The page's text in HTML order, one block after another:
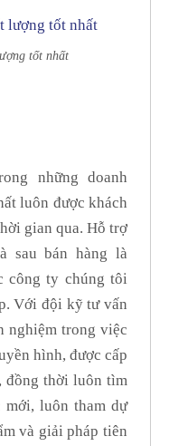
tốt nhất
những doanh
luôn được khách
gian qua. Hỗ trợ
sau bán hàng là
công ty chúng tôi
Với đội kỹ tư vấn
nghiệm trong việc
hình, được cấp
đồng thời luôn tìm
luôn tham dự
và giải pháp tiên